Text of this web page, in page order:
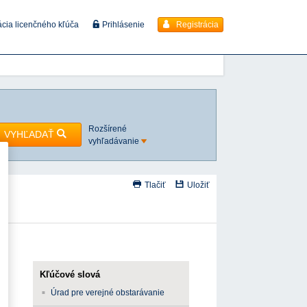
licenčného kľúča Prihlásenie Registrácia
VYHĽADAŤ
Rozšírené
vyhľadávanie
Tlačiť
Uložiť
Kľúčové slová
Úrad pre verejné obstarávanie